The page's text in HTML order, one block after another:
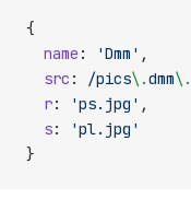
{
  name
: 'Dmm' ,
  src
: /pics\.dmm\.
  r
: 'ps.jpg' ,
  s
:
'pl.jpg'
}